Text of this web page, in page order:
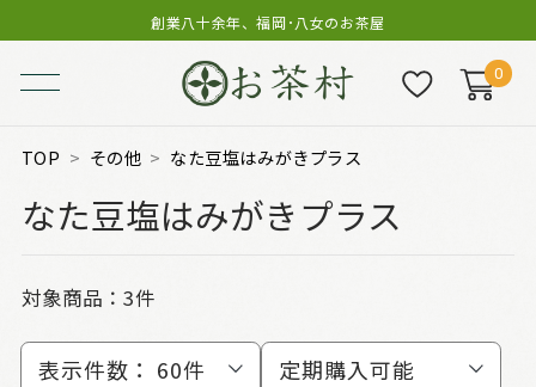
創業八十余年、福岡･八女のお茶屋
0
TOP その他 なた豆塩はみがきプラス
なた豆塩はみがきプラス
対象商品： 3件
表示件数： 60件
定期購入可能